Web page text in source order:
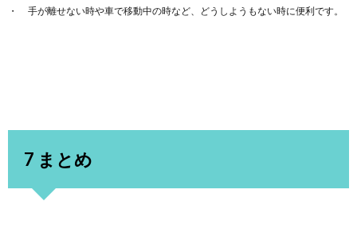
手が離せない時や車で移動中の時など、どうしようもない時に便利です。
7 まとめ